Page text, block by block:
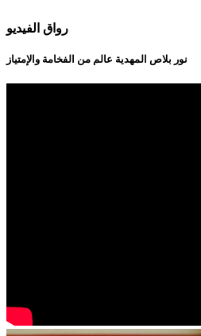
رواق الفيديو
نور بلاص المهدية عالم من الفخامة والإمتياز